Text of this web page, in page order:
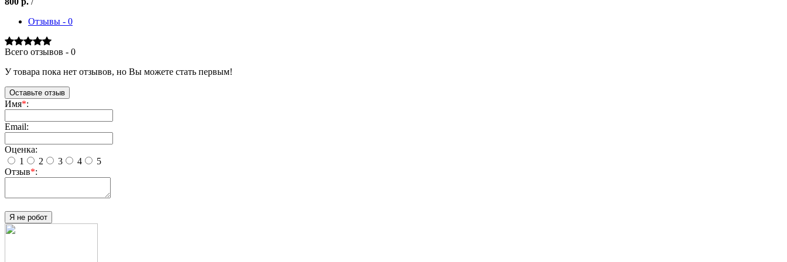
Отзывы - 0
Всего отзывов - 0
У товара пока нет отзывов, но Вы можете стать первым!
Оставьте отзыв
Имя*:
Email:
Оценка:
1
2 3 4
5
Отзыв*:
Я не робот